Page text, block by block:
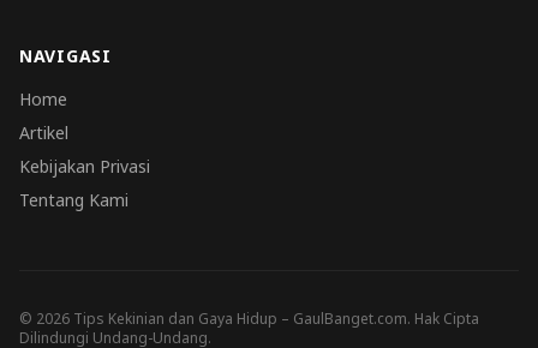
NAVIGASI
Home
Artikel
Kebijakan Privasi
Tentang Kami
© 2026 Tips Kekinian dan Gaya Hidup – GaulBanget.com. Hak Cipta
Dilindungi Undang-Undang.